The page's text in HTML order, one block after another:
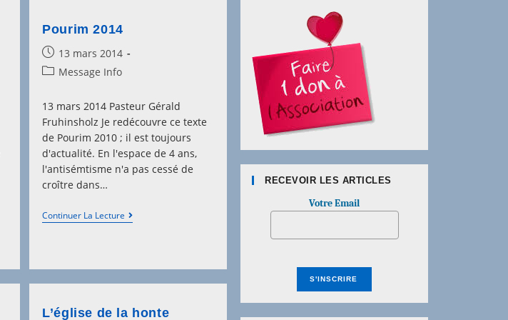
Pourim 2014
Post
published:
13 mars 2014
PostMessage Info
13 mars 2014 Pasteur Gérald
Fruhinsholz Je redécouvre ce texte
de Pourim 2010 ; il est toujours
d'actualité. En l'espace de 4 ans,
l'antisémtisme n'a pas cessé de
croître dans…
Continuer La Lecture Pourim
2014
L’église de la honte
RECEVOIR LES ARTICLES
Votre Email